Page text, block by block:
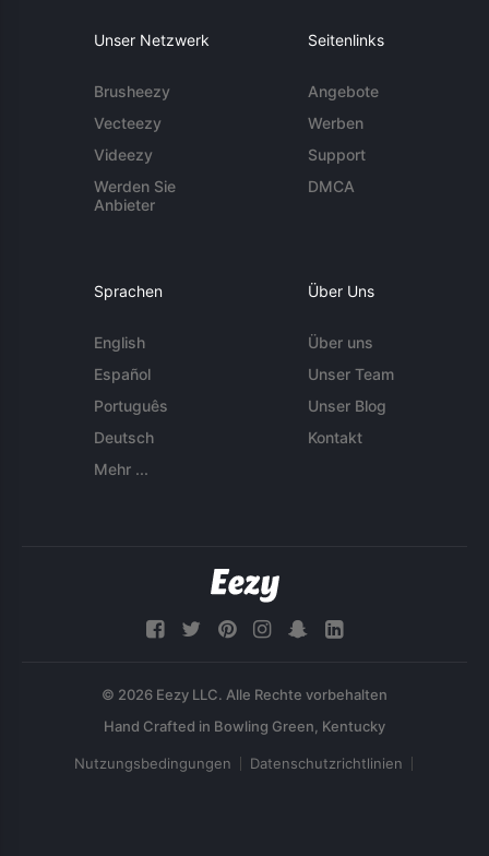
Unser Netzwerk
Brusheezy
Vecteezy
Videezy
Werden Sie
Anbieter
Seitenlinks
Angebote
Werben
Support
DMCA
Sprachen
English
Español
Português
Deutsch
Mehr ...
Über Uns
Über uns
Unser Team
Unser Blog
Kontakt
© 2026 Eezy LLC. Alle Rechte vorbehalten
Nutzungsbedingungen Datenschutzrichtlinien